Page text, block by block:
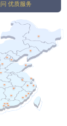
优质服务